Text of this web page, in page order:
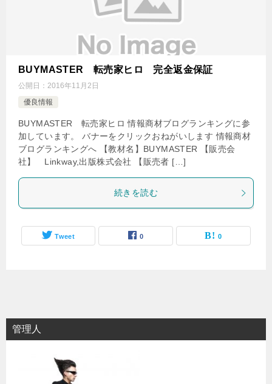
BUYMASTER 転売家ヒロ 完全返金保証
公開日： 2016年11月2日
優良情報
BUYMASTER 転売家ヒロ 情報商材ブログランキングに参
加しています。 バナーをクリックおねがいします 情報商材
ブログランキングへ 【教材名】BUYMASTER 【販売会
社】 Linkway,出版株式会社 【販売者 […]
続きを読む
Tweet 0 0
管理人